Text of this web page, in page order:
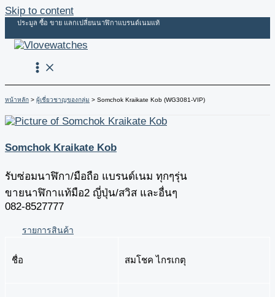
Skip to content
ประมูล ซื้อ ขาย แลกเปลี่ยนนาฬิกาแบรนด์เนมแท้
หน้าหลัก ผู้เชี่ยวชาญของกลุ่ม Somchok Kraikate Kob (WG3081-VIP)
Somchok Kraikate Kob
รับซ่อมนาฬิกา/มือถือ แบรนด์เนม ทุกๆรุ่น
ขายนาฬิกาแท้มือ2 ญี่ปุ่น/สวิส และอื่นๆ
082-8527777
รายการสินค้า
ชื่อ สมโชค ไกรเกตุ